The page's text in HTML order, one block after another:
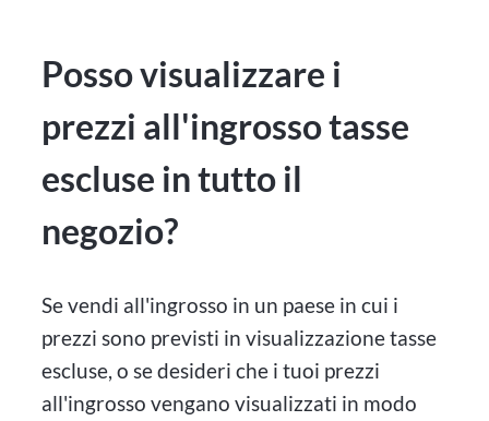
Posso visualizzare i
prezzi all'ingrosso tasse
escluse in tutto il
negozio?
Se vendi all'ingrosso in un paese in cui i
prezzi sono previsti in visualizzazione tasse
escluse, o se desideri che i tuoi prezzi
all'ingrosso vengano visualizzati in modo